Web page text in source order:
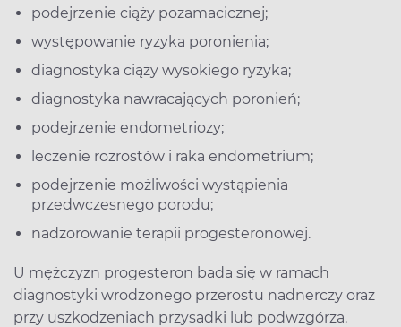
podejrzenie ciąży pozamacicznej;
występowanie ryzyka poronienia;
diagnostyka ciąży wysokiego ryzyka;
diagnostyka nawracających poronień;
podejrzenie endometriozy;
leczenie rozrostów i raka endometrium;
podejrzenie możliwości wystąpienia
przedwczesnego porodu;
nadzorowanie terapii progesteronowej.
U mężczyzn progesteron bada się w ramach
diagnostyki wrodzonego przerostu nadnerczy oraz
przy uszkodzeniach przysadki lub podwzgórza.